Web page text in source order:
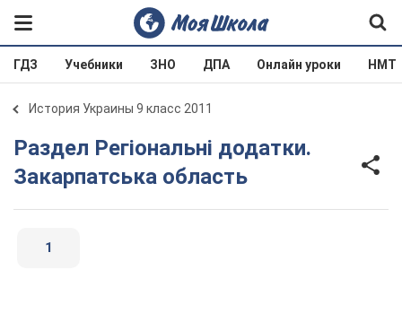
ГДЗ Учебники ЗНО ДПА Онлайн уроки НМТ
История Украины 9 класс 2011
Раздел Регіональні додатки.
Закарпатська область
1